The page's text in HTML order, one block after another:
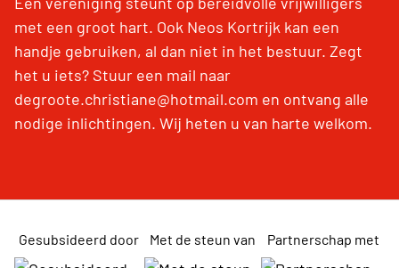
met een groot hart. Ook Neos Kortrijk kan een
handje gebruiken, al dan niet in het bestuur. Zegt
het u iets? Stuur een mail naar
degroote.christiane@hotmail.com en ontvang alle
nodige inlichtingen. Wij heten u van harte welkom.
Gesubsideerd door Met de steun van Partnerschap met